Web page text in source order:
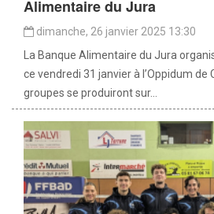
Alimentaire du Jura
dimanche, 26 janvier 2025 13:30
La Banque Alimentaire du Jura
ce vendredi 31 janvier à l’Oppidum de
groupes se produiront sur...